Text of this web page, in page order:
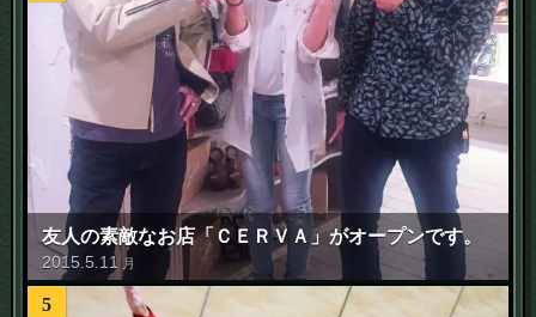
友人の素敵なお店「ＣＥＲＶＡ」がオープンです。
2015 5 11 月
5